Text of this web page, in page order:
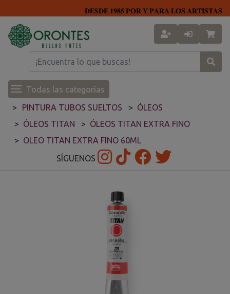
𝐃𝐄𝐒𝐃𝐄 𝟏𝟗𝟖𝟓 𝐏𝐎𝐑 𝐘 𝐏𝐀𝐑𝐀 𝐋𝐎𝐒 𝐀𝐑𝐓𝐈𝐒𝐓𝐀𝐒
Todas las categorías
PINTURA TUBOS SUELTOS
ÓLEOS
ÓLEOS TITAN
ÓLEOS TITAN EXTRA FINO
OLEO TITAN EXTRA FINO 60ML
SÍGUENOS